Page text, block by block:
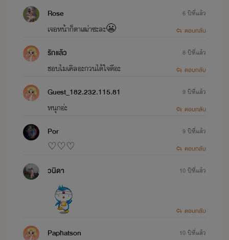
Rose
เจอหน้าก็ตาเฒ่าซะละ😬
6 ปีที่แล้ว
ตอบกลับ
รักแล้ว
ชอบไมเคิลอะกวนได้ใจดีอะ
8 ปีที่แล้ว
ตอบกลับ
Guest_182.232.115.81
หนุกอ่ะ
9 ปีที่แล้ว
ตอบกลับ
Por
♡♡♡
9 ปีที่แล้ว
ตอบกลับ
วนิดา 10 ปีที่แล้ว
ตอบกลับ
Paphatson
10 ปีที่แล้ว